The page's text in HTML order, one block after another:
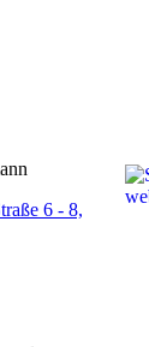
6 - 8,